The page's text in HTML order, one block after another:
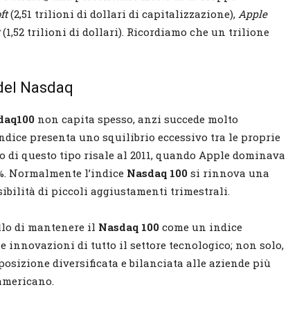
(2,51 trilioni di dollari di capitalizzazione), Apple
(1,52 trilioni di dollari). Ricordiamo che un trilione
Nasdaq
non capita spesso, anzi succede molto
presenta uno squilibrio eccessivo tra le proprie
questo tipo risale al 2011, quando Apple dominava
Normalmente l’indice Nasdaq 100 si rinnova una
di piccoli aggiustamenti trimestrali.
di mantenere il Nasdaq 100 come un indice
innovazioni di tutto il settore tecnologico; non solo,
diversificata e bilanciata alle aziende più